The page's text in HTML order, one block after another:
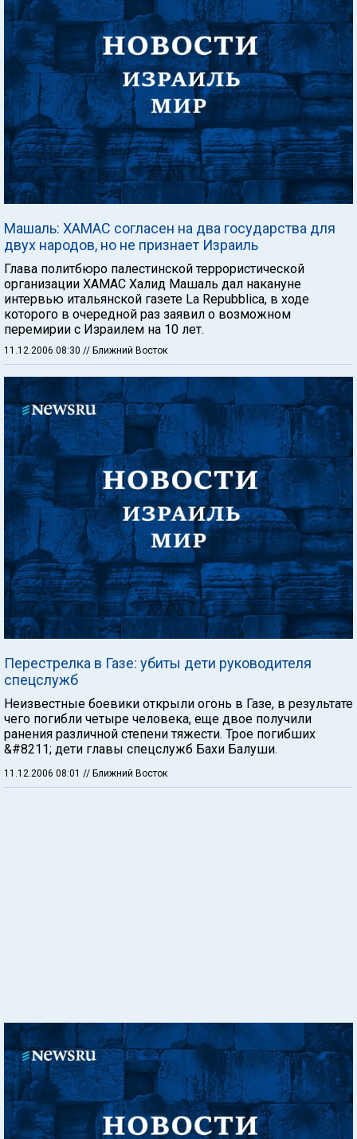
Машаль: ХАМАС согласен на два государства для
двух народов, но не признает Израиль
Глава политбюро палестинской террористической
организации ХАМАС Халид Машаль дал накануне
интервью итальянской газете La Repubblica, в ходе
которого в очередной раз заявил о возможном
перемирии с Израилем на 10 лет.
11.12.2006 08:30 // Ближний Восток
Перестрелка в Газе: убиты дети руководителя
спецслужб
Неизвестные боевики открыли огонь в Газе, в результате
чего погибли четыре человека, еще двое получили
ранения различной степени тяжести. Трое погибших
&#8211; дети главы спецслужб Бахи Балуши.
11.12.2006 08:01 // Ближний Восток